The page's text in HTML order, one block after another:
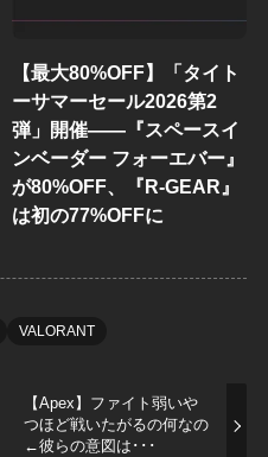
【最大80%OFF】「タイト
ーサマーセール2026第2
弾」開催——『スペースイ
ンベーダー フォーエバー』
が80%OFF、『R-GEAR』
は初の77%OFFに
VALORANT
【Apex】ファイト弱いや
つほど戦いたがるの何なの
←彼らの意図は･･･